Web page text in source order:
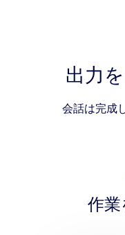
出力
会話は完成
作